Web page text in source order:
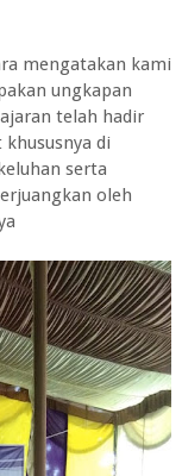
mengatakan kami
ungkapan
telah hadir
di
serta
oleh